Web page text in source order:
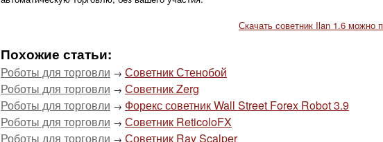
Скачать советник Ilan 1.6 можно
Похожие статьи:
Роботы для торговли → Советник Стенобой
Роботы для торговли → Советник Zerg
Роботы для торговли → Форекс советник Wall Street Forex Robot 3.9
Роботы для торговли → Советник ReticoloFX
Роботы для торговли → Советник Ray Scalper